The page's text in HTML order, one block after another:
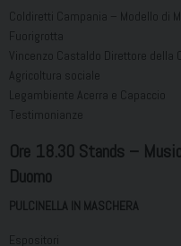
Coldiretti Campania – Modello di
Fuorigrotta
Vincenzo Castaldo Direttore della
Agricoltura sociale
Legambiente Acerra e Capaccio
Testimonianze
Ore 18.30 Stands –
Duomo
PULCINELLA IN MASCHERA
Espositori